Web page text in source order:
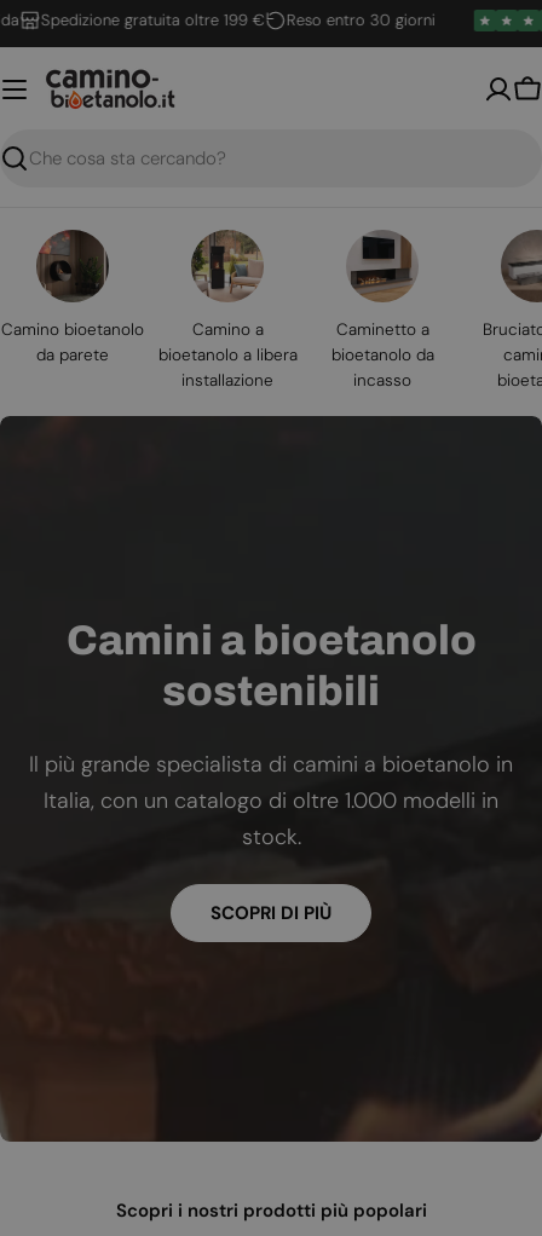
Vai
al
contenuto
Spedizione gratuita oltre 199 € Reso entro 30 giorni
Ricerca
Camino bioetanolo
da parete
Camino a
bioetanolo a libera
installazione
Caminetto a
bioetanolo da
incasso
Camini a bioetanolo
sostenibili
Il più grande specialista di camini a bioetanolo in
Italia, con un catalogo di oltre 1.000 modelli in
stock.
SCOPRI DI PIÙ
Scopri i nostri prodotti più popolari